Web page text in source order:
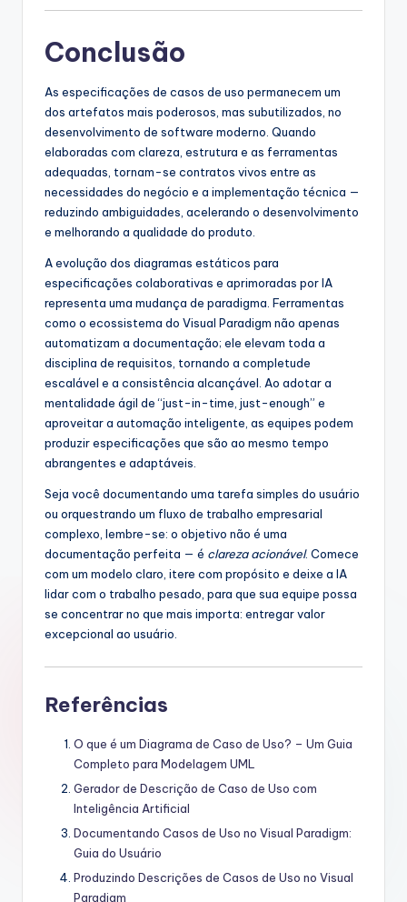
Conclusão
As especificações de casos de uso permanecem um
dos artefatos mais poderosos, mas subutilizados, no
desenvolvimento de software moderno. Quando
elaboradas com clareza, estrutura e as ferramentas
adequadas, tornam-se contratos vivos entre as
necessidades do negócio e a implementação técnica —
reduzindo ambiguidades, acelerando o desenvolvimento
e melhorando a qualidade do produto.
A evolução dos diagramas estáticos para
especificações colaborativas e aprimoradas por IA
representa uma mudança de paradigma. Ferramentas
como o ecossistema do Visual Paradigm não apenas
automatizam a documentação; ele elevam toda a
disciplina de requisitos, tornando a completude
escalável e a consistência alcançável. Ao adotar a
mentalidade ágil de “just-in-time, just-enough” e
aproveitar a automação inteligente, as equipes podem
produzir especificações que são ao mesmo tempo
abrangentes e adaptáveis.
Seja você documentando uma tarefa simples do usuário
ou orquestrando um fluxo de trabalho empresarial
complexo, lembre-se: o objetivo não é uma
documentação perfeita — é clareza acionável. Comece
com um modelo claro, itere com propósito e deixe a IA
lidar com o trabalho pesado, para que sua equipe possa
se concentrar no que mais importa: entregar valor
excepcional ao usuário.
Referências
O que é um Diagrama de Caso de Uso? – Um Guia
Completo para Modelagem UML
Gerador de Descrição de Caso de Uso com
Inteligência Artificial
Documentando Casos de Uso no Visual Paradigm:
Guia do Usuário
Produzindo Descrições de Casos de Uso no Visual
Paradigm